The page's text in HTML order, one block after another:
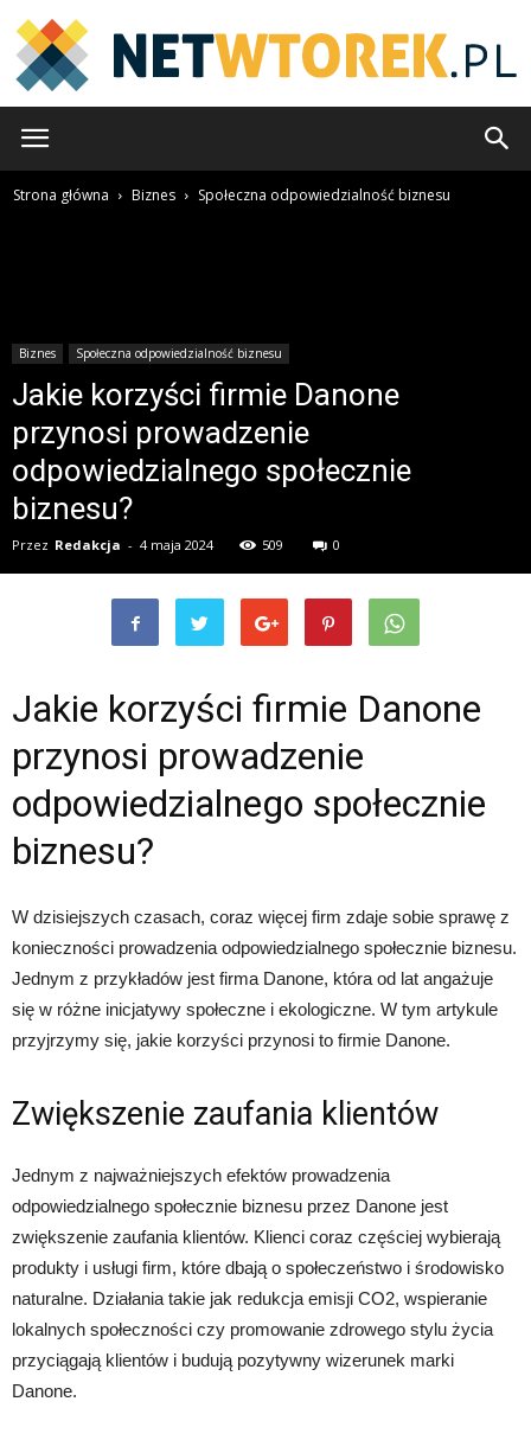
Strona główna Biznes Społeczna odpowiedzialność biznesu
Biznes Społeczna odpowiedzialność biznesu
Jakie korzyści firmie Danone
przynosi prowadzenie
odpowiedzialnego społecznie
biznesu?
Przez Redakcja - 4 maja 2024 509 0
Jakie korzyści firmie Danone
przynosi prowadzenie
odpowiedzialnego społecznie
biznesu?
W dzisiejszych czasach, coraz więcej firm zdaje sobie sprawę z
konieczności prowadzenia odpowiedzialnego społecznie biznesu.
Jednym z przykładów jest firma Danone, która od lat angażuje
się w różne inicjatywy społeczne i ekologiczne. W tym artykule
przyjrzymy się, jakie korzyści przynosi to firmie Danone.
Zwiększenie zaufania klientów
Jednym z najważniejszych efektów prowadzenia
odpowiedzialnego społecznie biznesu przez Danone jest
zwiększenie zaufania klientów. Klienci coraz częściej wybierają
produkty i usługi firm, które dbają o społeczeństwo i środowisko
naturalne. Działania takie jak redukcja emisji CO2, wspieranie
lokalnych społeczności czy promowanie zdrowego stylu życia
przyciągają klientów i budują pozytywny wizerunek marki
Danone.